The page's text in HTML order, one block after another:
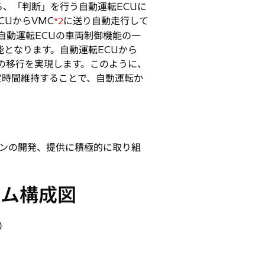
「判断」を行う自動運転ECUに
からVMC*2に送り自動走行して
動運転ECUの車両制御機能の一
なります。自動運転ECUから
行を実現します。このように、
間維持することで、自動運転か
の開発、提供に積極的に取り組
構成図